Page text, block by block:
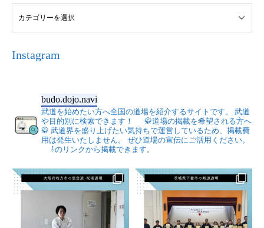
Instagram
budo.dojo.navi
武道を始めたい方へ全国の道場を紹介するサイトです。
武道
や目的別に検索できます！
🥋道場の掲載を希望される方へ
🥋 武道界を盛り上げたい気持ちで運営しているため、掲載費
用は発生いたしません。
ぜひ道場の宣伝にご活用ください。
⇩のリンクから掲載できます。